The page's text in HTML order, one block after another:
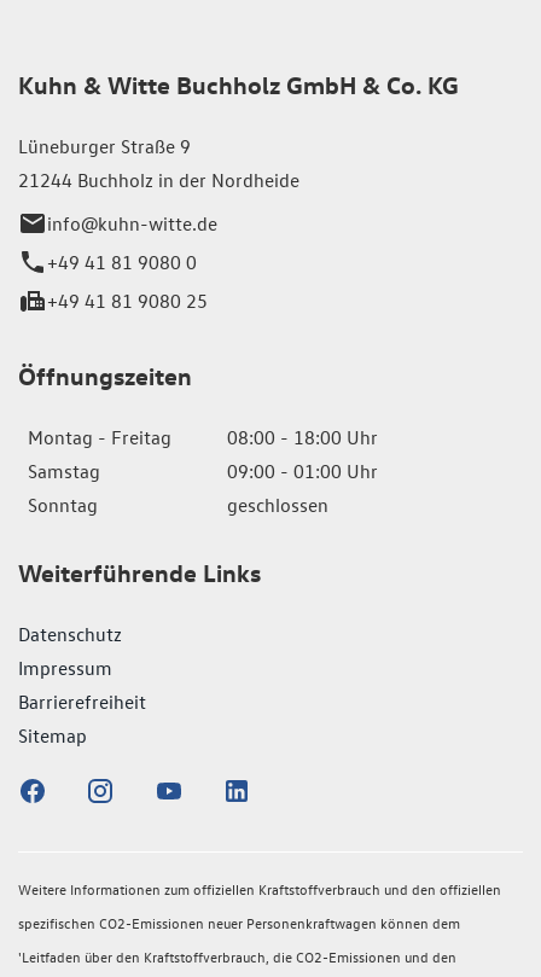
Kuhn & Witte Buchholz GmbH & Co. KG
Lüneburger Straße 9
21244 Buchholz in der Nordheide
info@kuhn-witte.de
+49 41 81 9080 0
+49 41 81 9080 25
Öffnungszeiten
Montag - Freitag
08:00 - 18:00 Uhr
Samstag
09:00 - 01:00 Uhr
Sonntag
geschlossen
Weiterführende Links
Datenschutz
Impressum
Barrierefreiheit
Sitemap
Weitere Informationen zum offiziellen Kraftstoffverbrauch und den offiziellen
spezifischen CO2-Emissionen neuer Personenkraftwagen können dem
'Leitfaden über den Kraftstoffverbrauch, die CO2-Emissionen und den